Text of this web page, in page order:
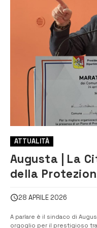
ATTUALITÀ
Augusta | La
della
Sindaci virtuosi
28 APRILE 2026
A parlare è il sindaco di
orgoglio per il prestigioso